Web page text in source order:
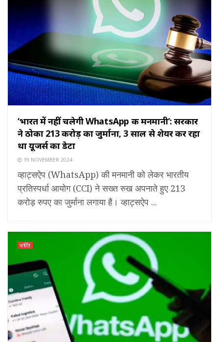
‘भारत में नहीं चलेगी WhatsApp की मनमानी’: सरकार
ने ठोका ₹213 करोड़ का जुर्माना, 3 साल से शेयर कर रहा
था यूजर्स का डेटा
19 NOVEMBER 2024
व्हाट्सऐप (WhatsApp) की मनमानी को लेकर भारतीय
प्रतिस्पर्धा आयोग (CCI) ने सख्त रुख अपनाते हुए 213
करोड़ रुपए का जुर्माना लगाया है। व्हाट्सऐप ...
चर्चित